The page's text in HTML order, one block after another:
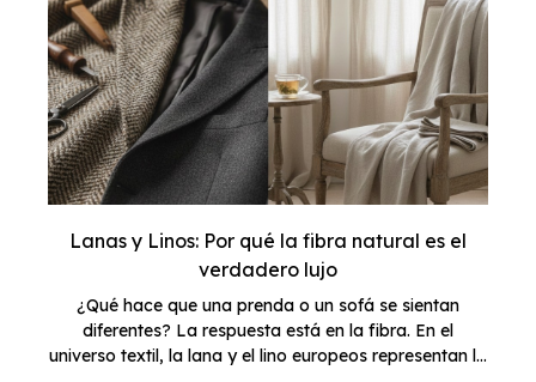
Lanas y Linos: Por qué la fibra natural es el
verdadero lujo
¿Qué hace que una prenda o un sofá se sientan
diferentes? La respuesta está en la fibra. En el
universo textil, la lana y el lino europeos representan la